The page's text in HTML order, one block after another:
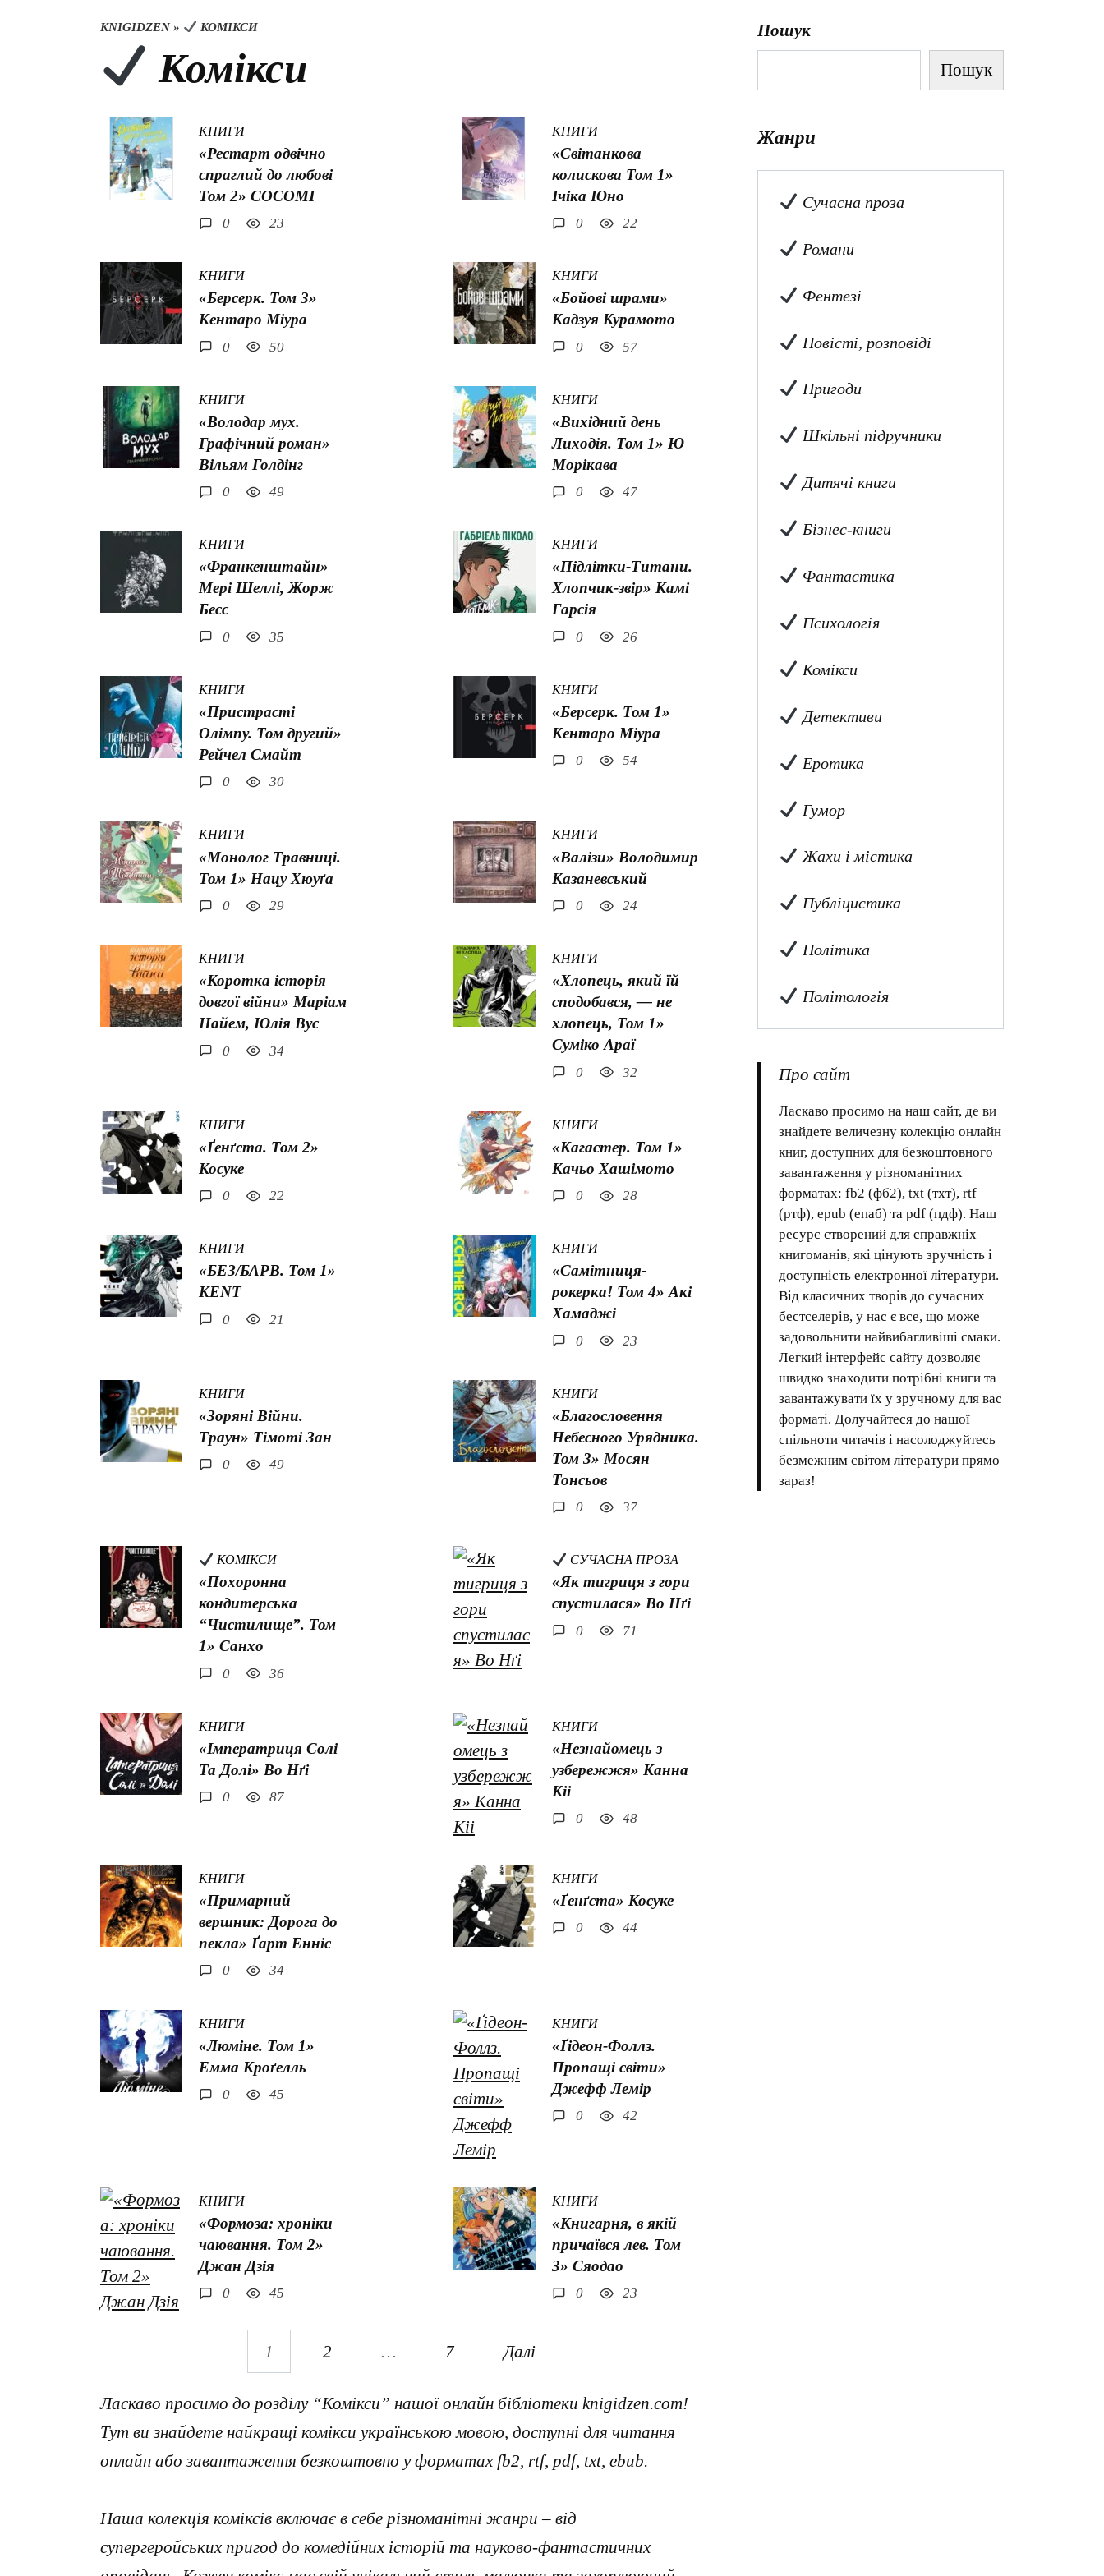
KNIGIDZEN» КОМІКСИ
Комікси
КНИГИ
«Рестарт одвічно
спраглий до любові
Том 2» COCOMI
0 23
КНИГИ
«Світанкова
колискова Том 1»
Ічіка Юно
0 22
КНИГИ
«Берсерк. Том 3»
Кентаро Міура
0 50
КНИГИ
«Бойові шрами»
Кадзуя Курамото
0 57
КНИГИ
«Володар мух.
Графічний роман»
Вільям Голдінг
0 49
КНИГИ
«Вихідний день
Лиходія. Том 1» Ю
Морікава
0 47
КНИГИ
«Франкенштайн»
Мері Шеллі, Жорж
Бесс
0 35
КНИГИ
«Підлітки-Титани.
Хлопчик-звір» Камі
Гарсія
0 26
КНИГИ
«Пристрасті
Олімпу. Том другий»
Рейчел Смайт
0 30
КНИГИ
«Берсерк. Том 1»
Кентаро Міура
0 54
КНИГИ
«Монолог Травниці.
Том 1» Нацу Хюуґа
0 29
КНИГИ
«Валізи» Володимир
Казаневський
0 24
КНИГИ
«Коротка історія
довгої війни» Маріам
Найем, Юлія Вус
0 34
КНИГИ
«Хлопець, який їй
сподобався, — не
хлопець, Том 1»
Суміко Араї
0 32
КНИГИ
«Ґенґста. Том 2»
Косуке
0 22
КНИГИ
«Кагастер. Том 1»
Качьо Хашімото
0 28
КНИГИ
«БЕЗ/БАРВ. Том 1»
KENT
0 21
КНИГИ
«Самітниця-
рокерка! Том 4» Акі
Хамаджі
0 23
КНИГИ
«Зоряні Війни.
Траун» Тімоті Зан
0 49
КНИГИ
«Благословення
Небесного Урядника.
Том 3» Мосян
Тонсьов
0 37
КОМІКСИ
«Похоронна
кондитерська
“Чистилище”. Том
1» Санхо
0 36
СУЧАСНА ПРОЗА
«Як тигриця з гори
спустилася» Во Нґі
0 71
КНИГИ
«Імператриця Солі
Та Долі» Во Нґі
0 87
КНИГИ
«Незнайомець з
узбережжя» Канна
Кіі
0 48
КНИГИ
«Примарний
вершник: Дорога до
пекла» Ґарт Енніс
0 34
КНИГИ
«Ґенґста» Косуке
0 44
КНИГИ
«Люміне. Том 1»
Емма Кроґелль
0 45
КНИГИ
«Ґідеон-Фоллз.
Пропащі світи»
Джефф Лемір
0 42
КНИГИ
«Формоза: хроніки
чаювання. Том 2»
Джан Дзія
0 45
КНИГИ
«Книгарня, в якій
причаївся лев. Том
3» Сяодао
0 23
1 2 … 7 Далі
Ласкаво просимо до розділу “Комікси” нашої онлайн бібліотеки knigidzen.com!
Тут ви знайдете найкращі комікси українською мовою, доступні для читання
онлайн або завантаження безкоштовно у форматах fb2, rtf, pdf, txt, ebub.
Наша колекція коміксів включає в себе різноманітні жанри – від
супергеройських пригод до комедійних історій та науково-фантастичних
Пошук
Пошук
Жанри
Сучасна проза
Романи
Фентезі
Повісті, розповіді
Пригоди
Шкільні підручники
Дитячі книги
Бізнес-книги
Фантастика
Психологія
Комікси
Детективи
Еротика
Гумор
Жахи і містика
Публіцистика
Політика
Політологія
Про сайт
Ласкаво просимо на наш сайт, де ви
знайдете величезну колекцію онлайн
книг, доступних для безкоштовного
завантаження у різноманітних
форматах: fb2 (фб2), txt (тхт), rtf
(ртф), epub (епаб) та pdf (пдф). Наш
ресурс створений для справжніх
книгоманів, які цінують зручність і
доступність електронної літератури.
Від класичних творів до сучасних
бестселерів, у нас є все, що може
задовольнити найвибагливіші смаки.
Легкий інтерфейс сайту дозволяє
швидко знаходити потрібні книги та
завантажувати їх у зручному для вас
форматі. Долучайтеся до нашої
спільноти читачів і насолоджуйтесь
безмежним світом літератури прямо
зараз!